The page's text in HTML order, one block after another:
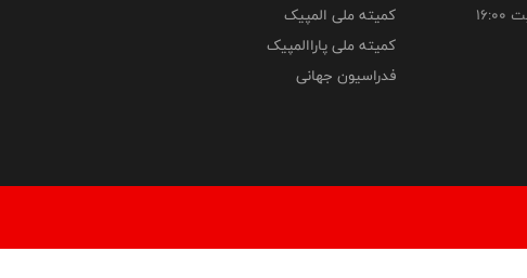
کمیته ملی المپیک
کمیته ملی پاراالمپیک
فدراسیون جهانی